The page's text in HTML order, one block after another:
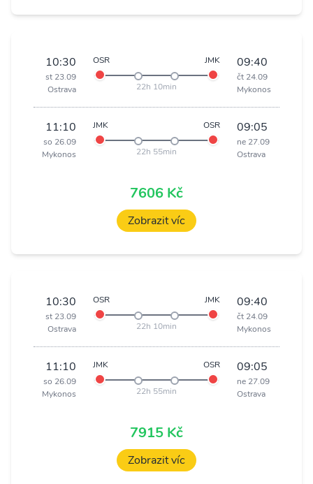
10:30
st 23.09
Ostrava
OSR JMK
22h 10min
09:40
čt 24.09
Mykonos
11:10
so 26.09
Mykonos
JMK OSR
22h 55min
09:05
ne 27.09
Ostrava
7606 Kč
Zobrazit víc
10:30
st 23.09
Ostrava
OSR JMK
22h 10min
09:40
čt 24.09
Mykonos
11:10
so 26.09
Mykonos
JMK OSR
22h 55min
09:05
ne 27.09
Ostrava
7915 Kč
Zobrazit víc